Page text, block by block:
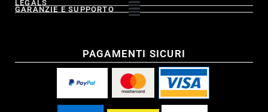
LEGALS
GARANZIE E SUPPORTO
PAGAMENTI SICURI